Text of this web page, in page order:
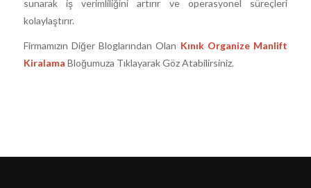
sunarak iş verimliliğini artırır ve operasyonel süreçleri
kolaylaştırır.
Firmamızın Diğer Bloglarından Olan Kınık Organize Manlift
Kiralama Bloğumuza Tıklayarak Göz Atabilirsiniz.